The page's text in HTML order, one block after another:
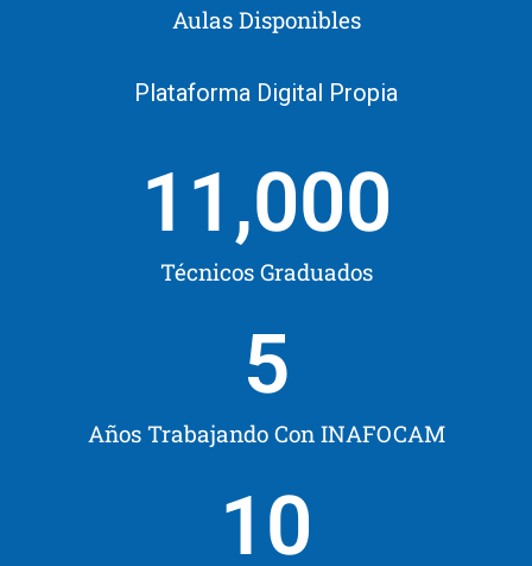
Aulas Disponibles
Plataforma Digital Propia
Técnicos Graduados
11,000
Años Trabajando Con INAFOCAM
5
10